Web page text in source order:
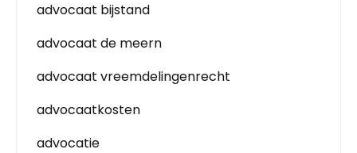
advocaat bijstand
advocaat de meern
advocaat vreemdelingenrecht
advocaatkosten
advocatie